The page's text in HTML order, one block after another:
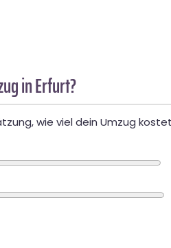
in Erfurt?
wie viel dein Umzug